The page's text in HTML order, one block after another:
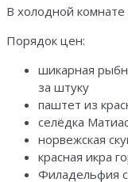
В холодной комнате
Порядок цен:
шикарная
за штуку
паштет из
селёдка
норвежская
красная икра
Филадельфия